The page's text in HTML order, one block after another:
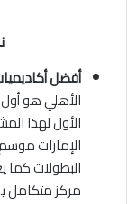
أفضل
الأهلي هو
الأول لهذا
البطولات
مركز متكامل